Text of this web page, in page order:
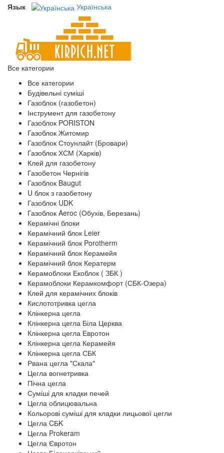
Язык Українська
Все категории
Все категории
Будівельні суміші
Газоблок (газобетон)
Інструмент для газобетону
Газоблок PORISTON
Газоблок Житомир
Газоблок Стоунлайт (Бровари)
Газоблок ХСМ (Харків)
Клей для газобетону
Газобетон Чернігів
Газоблок Baugut
U блок з газобетону
Газоблок UDK
Газоблок Aeroc (Обухів, Березань)
Керамічні блоки
Керамічний блок Leier
Керамічний блок Porotherm
Керамічний блок Керамейя
Керамічний блок Кератерм
Керамоблоки Екоблок ( ЗБК )
Керамоблоки Керамкомфорт (СБК-Озера)
Клей для керамічних блоків
Кислототривка цегла
Клінкерна цегла
Клінкерна цегла Біла Церква
Клінкерна цегла Евротон
Клінкерна цегла Керамейя
Клінкерна цегла СБК
Рвана цегла "Скала"
Цегла вогнетривка
Пічна цегла
Суміші для кладки печей
Цегла облицювальна
Кольорові суміші для кладки лицьової цегли
Цегла CБK
Цегла Prokeram
Цегла Євротон